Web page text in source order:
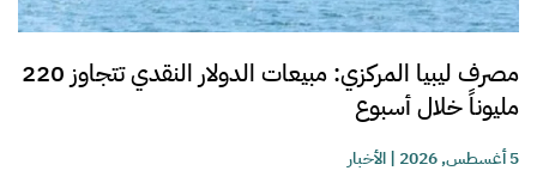
مصرف ليبيا المركزي: مبيعات الدولار النقدي تتجاوز 220
مليوناً خلال أسبوع
5 أغسطس, 2026 |الأخبار